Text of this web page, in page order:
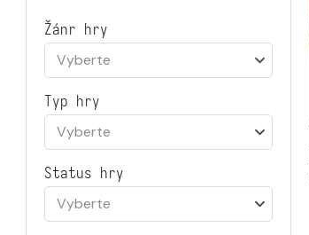
Žánr hry
Vyberte
Typ hry
Vyberte
Status hry
Vyberte